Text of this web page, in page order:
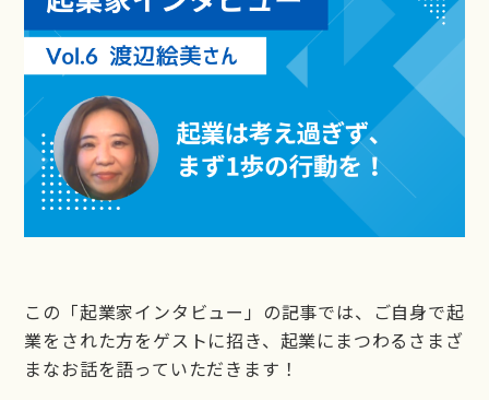
LIBERTY
LIBERTY公式LINE
この「起業家インタビュー」の記事では、ご自身で起
業をされた方をゲストに招き、起業にまつわるさまざ
まなお話を語っていただきます！